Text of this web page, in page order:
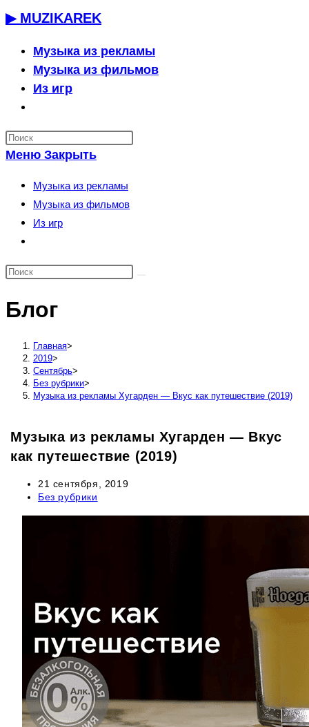
Перейти
содержимому
▶ MUZIKAREK
Музыка из рекламы
Музыка из фильмов
Из игр
по
веб-
сайту
Меню Закрыть
Музыка из рекламы
Музыка из фильмов
Из игр
по
сайту
Блог
Главная>
2019>
Сентябрь>
Без рубрики>
Музыка из рекламы Хугарден — Вкус как путешествие (2019)
Музыка из рекламы Хугарден — Вкус
как путешествие (2019)
Запись
опубликована:
21 сентября, 2019
Рубрика
Без рубрики